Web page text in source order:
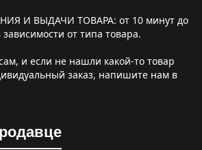
И ВЫДАЧИ ТОВАРА: от 10 минут до
зависимости от типа товара.
и если не нашли какой-то товар
заказ, напишите нам в